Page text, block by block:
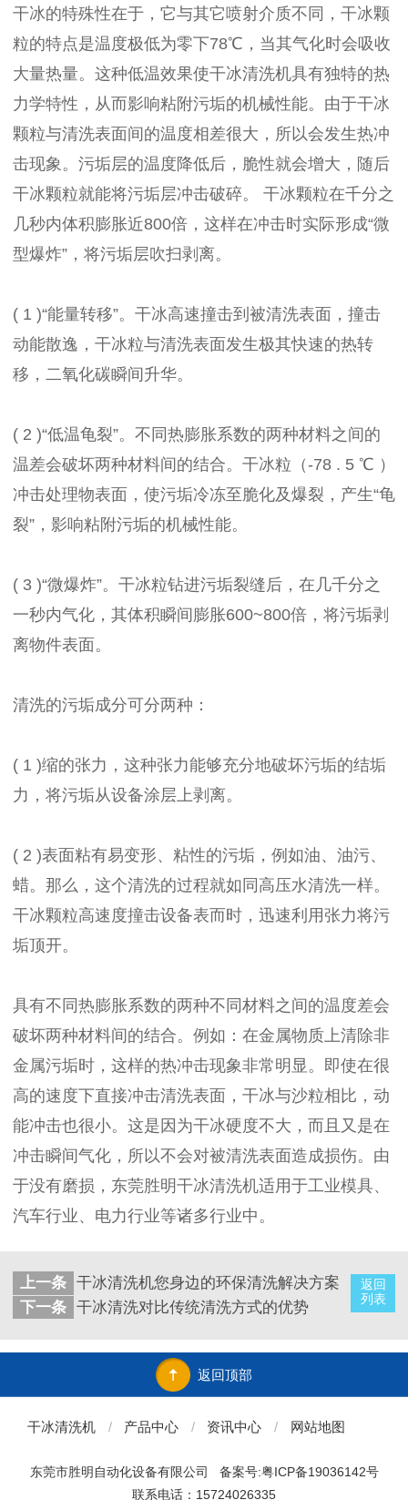
干冰的特殊性在于，它与其它喷射介质不同，干冰颗
粒的特点是温度极低为零下78℃，当其气化时会吸收
大量热量。这种低温效果使干冰清洗机具有独特的热
力学特性，从而影响粘附污垢的机械性能。由于干冰
颗粒与清洗表面间的温度相差很大，所以会发生热冲
击现象。污垢层的温度降低后，脆性就会增大，随后
干冰颗粒就能将污垢层冲击破碎。 干冰颗粒在千分之
几秒内体积膨胀近800倍，这样在冲击时实际形成“微
型爆炸”，将污垢层吹扫剥离。
( 1 )“能量转移”。干冰高速撞击到被清洗表面，撞击
动能散逸，干冰粒与清洗表面发生极其快速的热转
移，二氧化碳瞬间升华。
( 2 )“低温龟裂”。不同热膨胀系数的两种材料之间的
温差会破坏两种材料间的结合。干冰粒（-78 . 5 ℃ ）
冲击处理物表面，使污垢冷冻至脆化及爆裂，产生“龟
裂”，影响粘附污垢的机械性能。
( 3 )“微爆炸”。干冰粒钻进污垢裂缝后，在几千分之
一秒内气化，其体积瞬间膨胀600~800倍，将污垢剥
离物件表面。
清洗的污垢成分可分两种：
( 1 )缩的张力，这种张力能够充分地破坏污垢的结垢
力，将污垢从设备涂层上剥离。
( 2 )表面粘有易变形、粘性的污垢，例如油、油污、
蜡。那么，这个清洗的过程就如同高压水清洗一样。
干冰颗粒高速度撞击设备表而时，迅速利用张力将污
垢顶开。
具有不同热膨胀系数的两种不同材料之间的温度差会
破坏两种材料间的结合。例如：在金属物质上清除非
金属污垢时，这样的热冲击现象非常明显。即使在很
高的速度下直接冲击清洗表面，干冰与沙粒相比，动
能冲击也很小。这是因为干冰硬度不大，而且又是在
冲击瞬间气化，所以不会对被清洗表面造成损伤。由
于没有磨损，东莞胜明干冰清洗机适用于工业模具、
汽车行业、电力行业等诸多行业中。
返回
列表
上一条 干冰清洗机您身边的环保清洗解决方案
下一条 干冰清洗对比传统清洗方式的优势
返回顶部
干冰清洗机 / 产品中心 / 资讯中心 / 网站地图
东莞市胜明自动化设备有限公司
备案号:粤ICP备19036142号
联系电话：15724026335